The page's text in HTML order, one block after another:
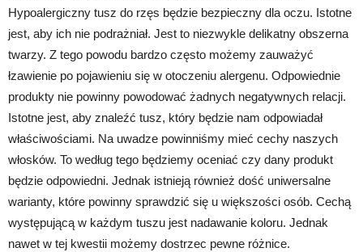
Hypoalergiczny tusz do rzęs będzie bezpieczny dla oczu. Istotne
jest, aby ich nie podrażniał. Jest to niezwykle delikatny obszerna
twarzy. Z tego powodu bardzo często możemy zauważyć
łzawienie po pojawieniu się w otoczeniu alergenu. Odpowiednie
produkty nie powinny powodować żadnych negatywnych relacji.
Istotne jest, aby znaleźć tusz, który będzie nam odpowiadał
właściwościami. Na uwadze powinniśmy mieć cechy naszych
włosków. To według tego będziemy oceniać czy dany produkt
będzie odpowiedni. Jednak istnieją również dość uniwersalne
warianty, które powinny sprawdzić się u większości osób. Cechą
występującą w każdym tuszu jest nadawanie koloru. Jednak
nawet w tej kwestii możemy dostrzec pewne różnice.